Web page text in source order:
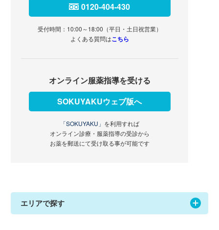
0120-404-430
受付時間：10:00～18:00（平日・土日祝営業）
よくある質問はこちら
オンライン服薬指導を受ける
SOKUYAKUウェブ版へ
「SOKUYAKU」 を利用すれば
オンライン診療・服薬指導の受診から
お薬を郵送にて受け取る事が可能です
エリアで探す